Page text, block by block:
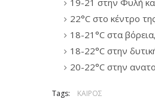
22°C στο κέντρο
18-21°C στα βόρεια,
18-22°C στην
20-22°C στην
Tags: ΚΑΙΡΟΣ